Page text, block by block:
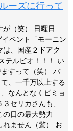
ーズに行って
が（笑） 日曜日
ベント「モーニン
、国産２ドアク
テルビオ！！！ い
すって（笑） バ
、一千万以上する
なんとなくビミョ
セリカさんも、
日の最大勢力
れません（驚） お